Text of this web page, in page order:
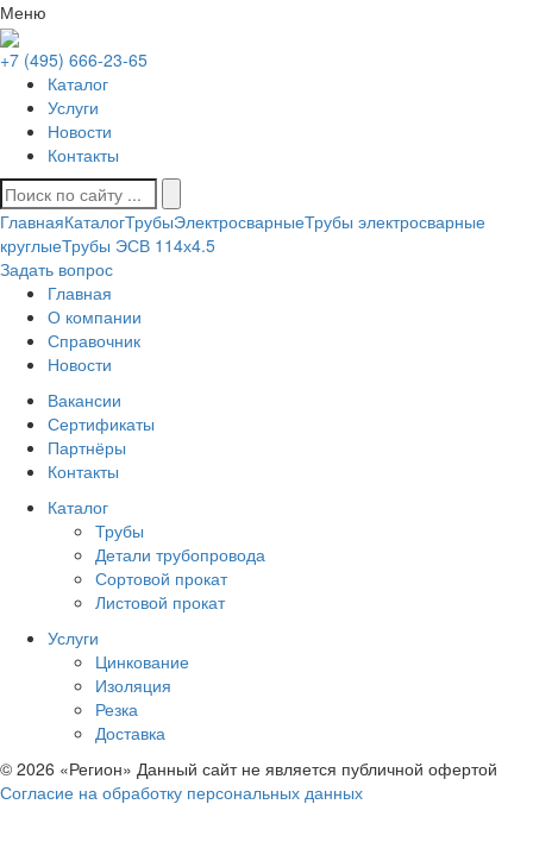
Меню
+7 (495) 666-23-65
Каталог
Услуги
Новости
Контакты
ГлавнаяКаталогТрубыЭлектросварныеТрубы электросварные
круглыеТрубы ЭСВ 114х4.5
Задать вопрос
Главная
О компании
Справочник
Новости
Вакансии
Сертификаты
Партнёры
Контакты
Каталог
Трубы
Детали трубопровода
Сортовой прокат
Листовой прокат
Услуги
Цинкование
Изоляция
Резка
Доставка
© 2026 «Регион» Данный сайт не является публичной офертой
Согласие на обработку персональных данных